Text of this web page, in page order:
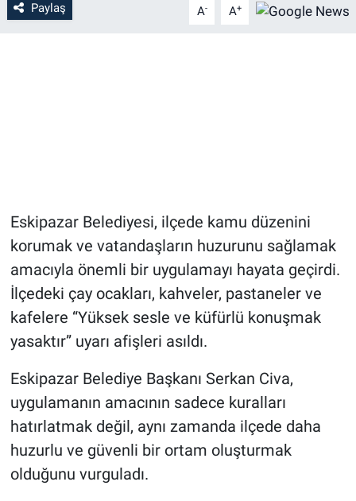
Paylaş A- A+
Eskipazar Belediyesi, ilçede kamu düzenini
korumak ve vatandaşların huzurunu sağlamak
amacıyla önemli bir uygulamayı hayata geçirdi.
İlçedeki çay ocakları, kahveler, pastaneler ve
kafelere “Yüksek sesle ve küfürlü konuşmak
yasaktır” uyarı afişleri asıldı.
Eskipazar Belediye Başkanı Serkan Civa,
uygulamanın amacının sadece kuralları
hatırlatmak değil, aynı zamanda ilçede daha
huzurlu ve güvenli bir ortam oluşturmak
olduğunu vurguladı.